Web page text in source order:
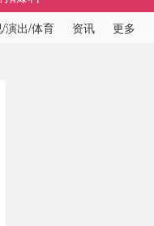
演出/体育 资讯 更多